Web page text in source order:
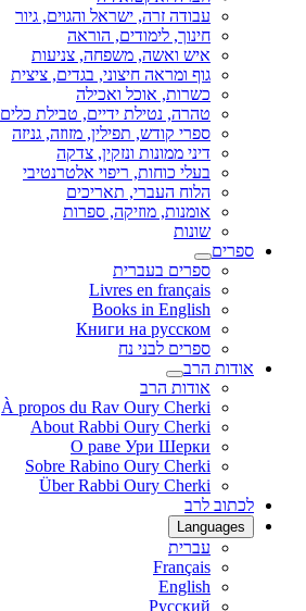
עבודה זרה, ישראל והגוים, גיור
חינוך, לימודים, הוראה
איש ואשה, משפחה, צניעות
גוף ומראה חיצוני, בגדים, ציצית
כשרות, אוכל ואכילה
טהרה, נטילת ידיים, טבילת כלים
ספרי קודש, תפילין, מזוזה, גניזה
דיני ממונות ונזקין, צדקה
בעלי כוחות, ריפוי אלטרנטיבי
הלוח העברי, תאריכים
אומנות, מוזיקה, ספרות
שונות
ספרים
ספרים בעברית
Livres en français
Books in English
Книги на русском
ספרים לבני נח
אודות הרב
אודות הרב
À propos du Rav Oury Cherki
About Rabbi Oury Cherki
О раве Ури Шерки
Sobre Rabino Oury Cherki
Über Rabbi Oury Cherki
לכתוב לרב
Languages
עברית
Français
English
Русский